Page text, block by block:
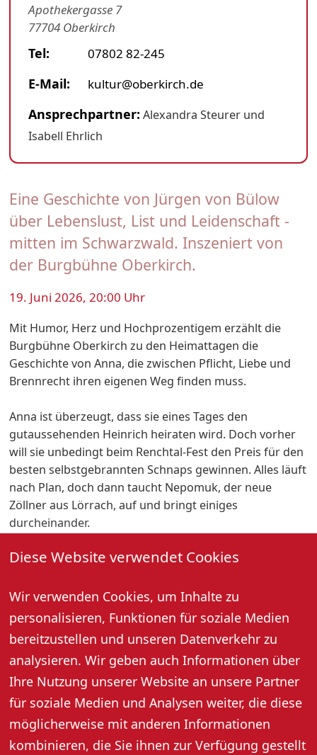
Diese Website verwendet Cookies
Wir verwenden Cookies, um Inhalte zu
personalisieren, Funktionen für soziale Medien
bereitzustellen und unseren Datenverkehr zu
analysieren. Wir geben auch Informationen über
Ihre Nutzung unserer Website an unsere Partner
für soziale Medien und Analysen weiter, die diese
möglicherweise mit anderen Informationen
kombinieren, die Sie ihnen zur Verfügung gestellt
Eine Geschichte von Jürgen von Bülow
über Lebenslust, List und Leidenschaft -
mitten im Schwarzwald. Inszeniert von
der Burgbühne Oberkirch.
19. Juni 2026, 20:00 Uhr
Mit Humor, Herz und Hochprozentigem erzählt die
Burgbühne Oberkirch zu den Heimattagen die
Geschichte von Anna, die zwischen Pflicht, Liebe und
Brennrecht ihren eigenen Weg finden muss.
Anna ist überzeugt, dass sie eines Tages den
gutaussehenden Heinrich heiraten wird. Doch vorher
will sie unbedingt beim Renchtal-Fest den Preis für den
besten selbstgebrannten Schnaps gewinnen. Alles läuft
nach Plan, doch dann taucht Nepomuk, der neue
Zöllner aus Lörrach, auf und bringt einiges
durcheinander.
"Annas Herzstück" ist eine Geschichte über Lebenslust,
Regie: Rob Dornboos.
Bitte beachten: Die Veranstaltung findet ausschließlich
im Freien statt. Denken Sie an wetterangepasste
Kleidung. Sollte die Veranstaltung aufgrund zu starkem
Regen oder Gewitter abgesagt oder abgebrochen
werden, können die Eintrittskarten an der jeweiligen
Vorverkaufsstelle umgetauscht oder erstattet werden.
Apothekergasse 7
77704 Oberkirch
Tel: 07802 82-245
E-Mail: kultur@oberkirch.de
Ansprechpartner: Alexandra Steurer und
Isabell Ehrlich